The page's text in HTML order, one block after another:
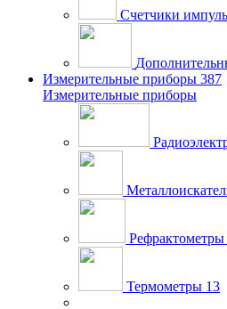
Счетчики
Измерительные приборы 387
Измерительные приборы
Рефрактометры
Термометры 13